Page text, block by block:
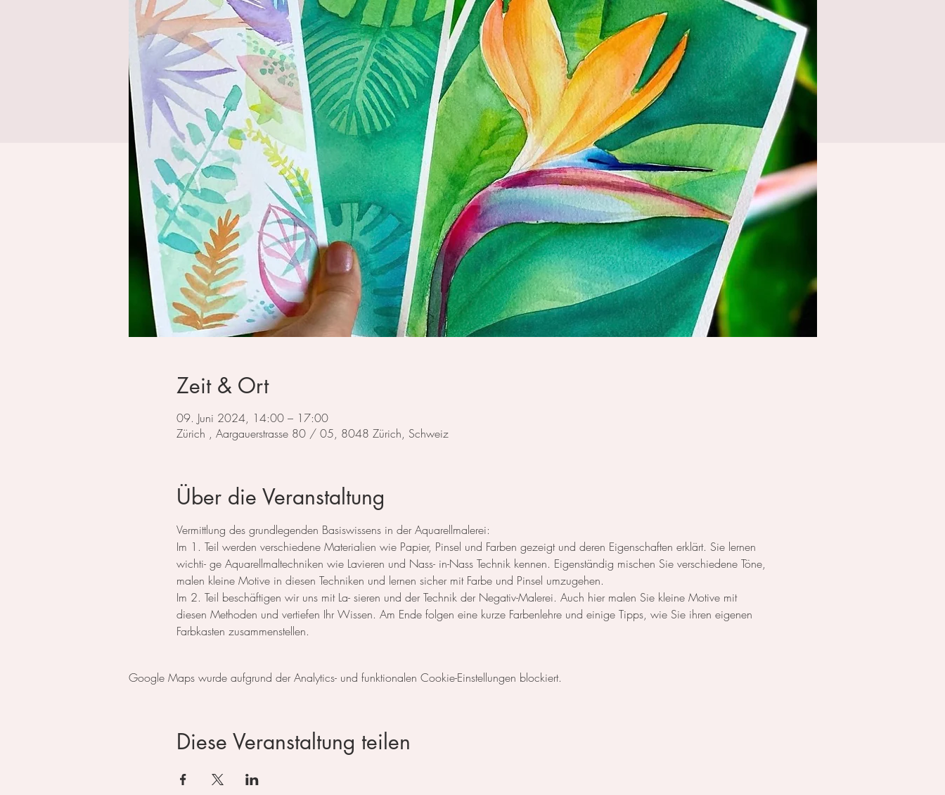
Zeit & Ort
09. Juni 2024, 14:00 – 17:00
Zürich , Aargauerstrasse 80 / 05, 8048 Zürich, Schweiz
Über die Veranstaltung
Vermittlung des grundlegenden Basiswissens in der Aquarellmalerei:
Im 1. Teil werden verschiedene Materialien wie Papier, Pinsel und Farben gezeigt und deren Eigenschaften erklärt. Sie lernen
wichti- ge Aquarellmaltechniken wie Lavieren und Nass- in-Nass Technik kennen. Eigenständig mischen Sie verschiedene Töne,
malen kleine Motive in diesen Techniken und lernen sicher mit Farbe und Pinsel umzugehen.
Im 2. Teil beschäftigen wir uns mit La- sieren und der Technik der Negativ-Malerei. Auch hier malen Sie kleine Motive mit
diesen Methoden und vertiefen Ihr Wissen. Am Ende folgen eine kurze Farbenlehre und einige Tipps, wie Sie ihren eigenen
Farbkasten zusammenstellen.
Google Maps wurde aufgrund der Analytics- und funktionalen Cookie-Einstellungen blockiert.
Diese Veranstaltung teilen